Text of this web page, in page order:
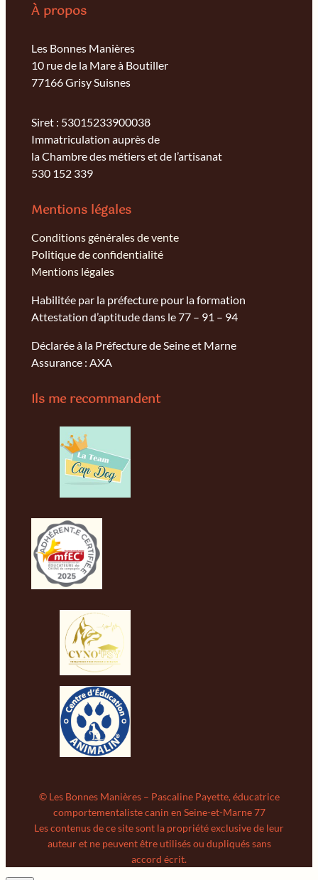
À propos
Les Bonnes Manières
10 rue de la Mare à Boutiller
77166 Grisy Suisnes
Siret : 53015233900038
Immatriculation auprès de
la Chambre des métiers et de l’artisanat
530 152 339
Mentions légales
Conditions générales de vente
Politique de confidentialité
Mentions légales
Habilitée par la préfecture pour la formation
Attestation d’aptitude dans le 77 – 91 – 94
Déclarée à la Préfecture de Seine et Marne
Assurance : AXA
Ils me recommandent
© Les Bonnes Manières – Pascaline Payette, éducatrice
comportementaliste canin en Seine-et-Marne 77
Les contenus de ce site sont la propriété exclusive de leur
auteur et ne peuvent être utilisés ou dupliqués sans
accord écrit.